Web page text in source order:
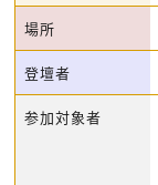
場所
登壇者
参加対象者